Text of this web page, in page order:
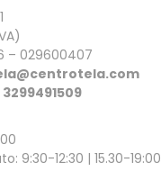
– 029600407
3299491509
9:30-12:30 | 15.30-19:00